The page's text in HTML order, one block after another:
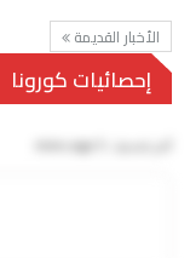
الأخبار القديمة
إحصائيات كورونا